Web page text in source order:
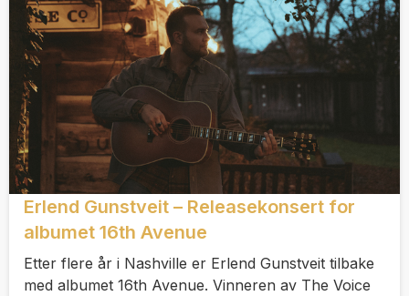
Erlend Gunstveit – Releasekonsert for
albumet 16th Avenue
Etter flere år i Nashville er Erlend Gunstveit tilbake
med albumet 16th Avenue. Vinneren av The Voice